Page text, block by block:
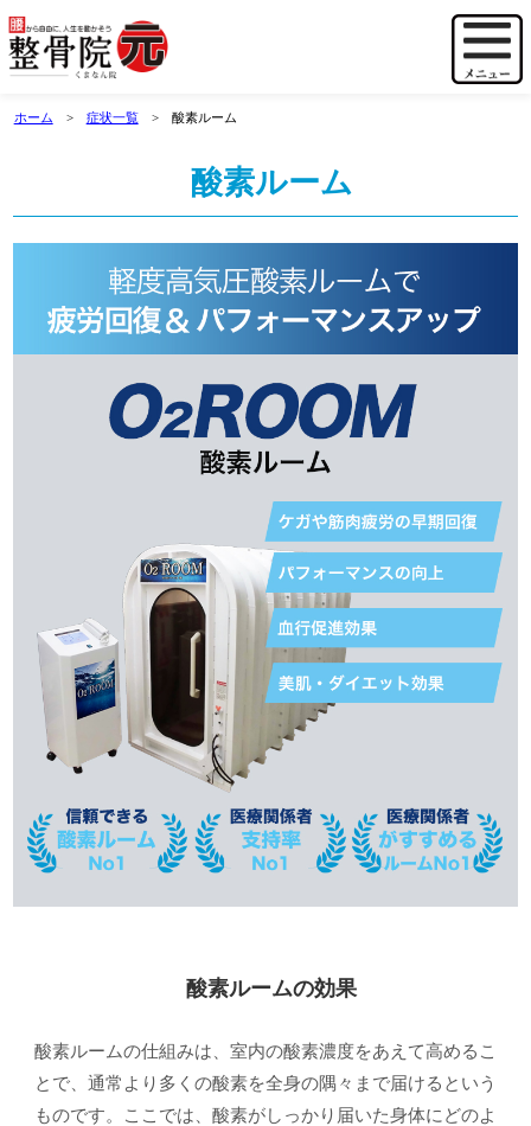
ホーム 症状一覧 酸素ルーム
酸素ルーム
酸素ルームの効果
酸素ルームの仕組みは、室内の酸素濃度をあえて高めるこ
とで、通常より多くの酸素を全身の隅々まで届けるという
ものです。ここでは、酸素がしっかり届いた身体にどのよ